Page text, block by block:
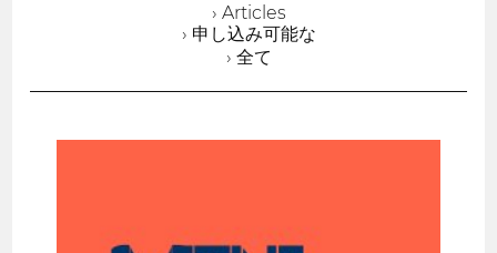
› Articles
› 申し込み可能な
› 全て